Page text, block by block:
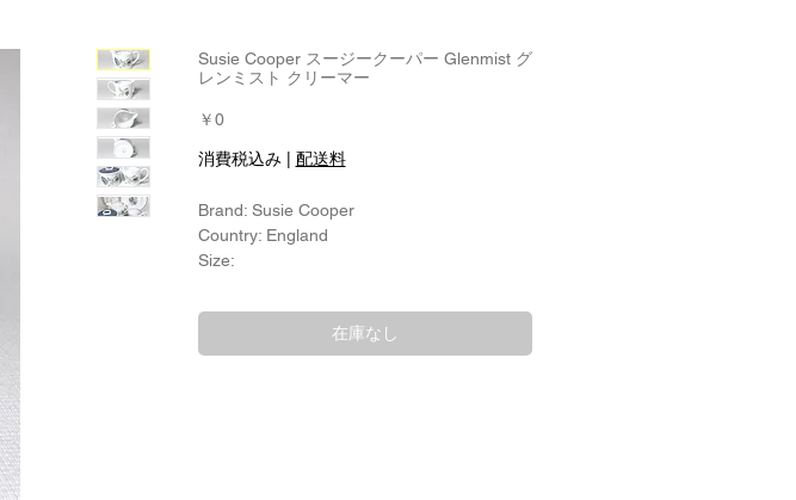
Susie Cooper スージークーパー Glenmist グ
レンミスト クリーマー
￥0価
格
消費税込み| 配送料
Brand: Susie Cooper
Country: England
Size:
幅：約12.5cm
Material:
在庫なし